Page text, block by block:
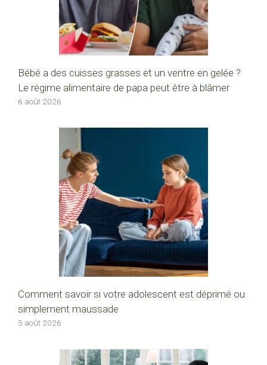
Bébé a des cuisses grasses et un ventre en gelée ?
Le régime alimentaire de papa peut être à blâmer
6 août 2026
Comment savoir si votre adolescent est déprimé ou
simplement maussade
5 août 2026